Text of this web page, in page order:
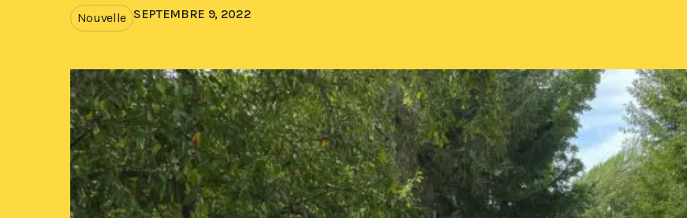
Nouvelle SEPTEMBRE 9, 2022